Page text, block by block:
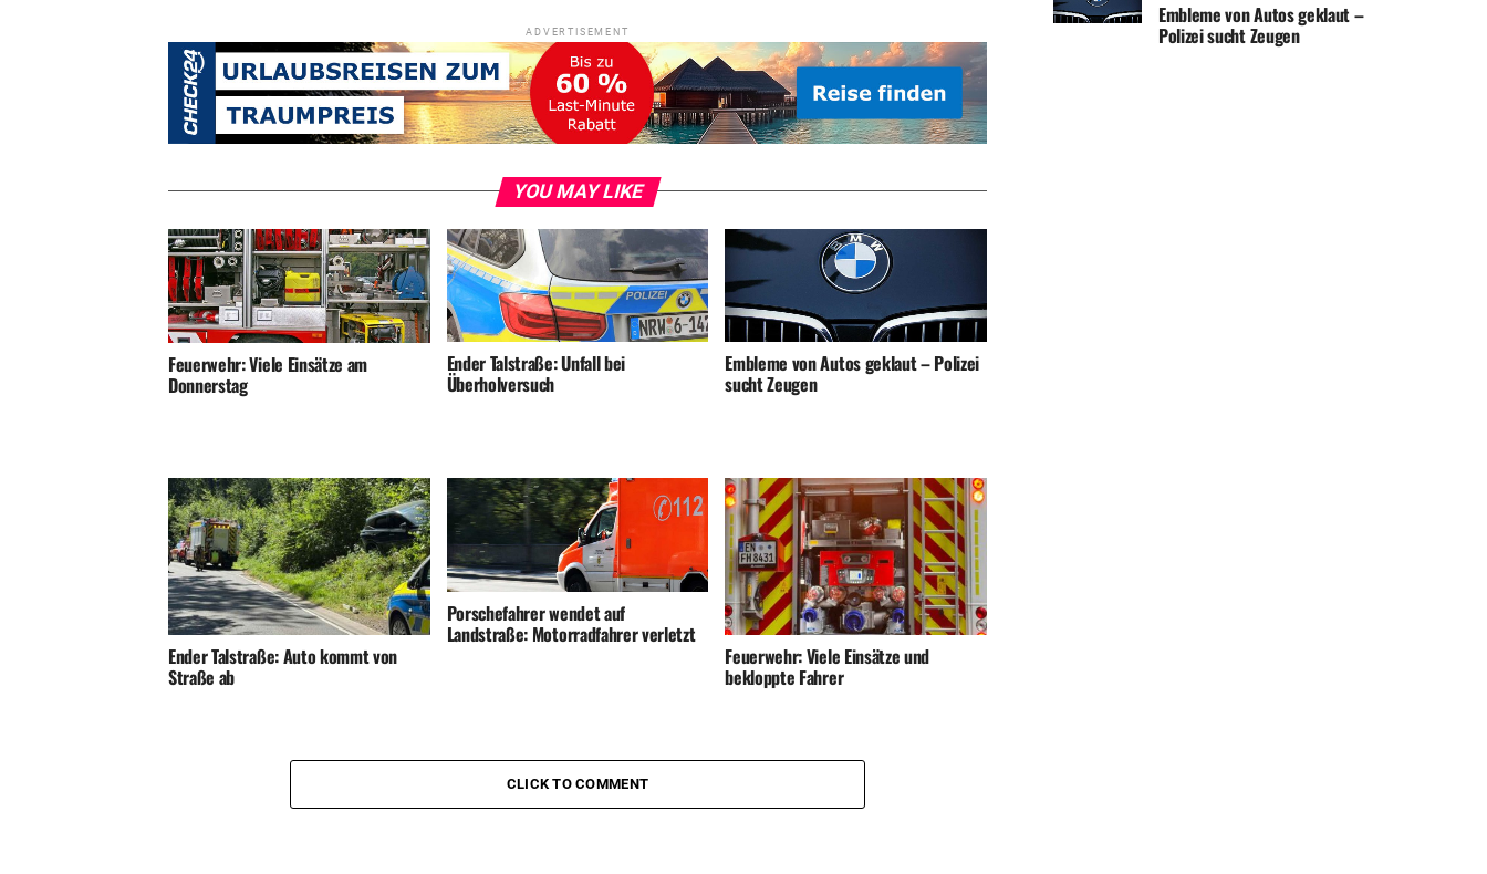
ADVERTISEMENT
YOU MAY LIKE
Feuerwehr: Viele Einsätze am
Donnerstag
Ender Talstraße: Unfall bei
Überholversuch
Embleme von Autos geklaut – Polizei
sucht Zeugen
Ender Talstraße: Auto kommt von
Straße ab
Porschefahrer wendet auf
Landstraße: Motorradfahrer verletzt
Feuerwehr: Viele Einsätze und
bekloppte Fahrer
CLICK TO COMMENT
Embleme von Autos geklaut –
Polizei sucht Zeugen